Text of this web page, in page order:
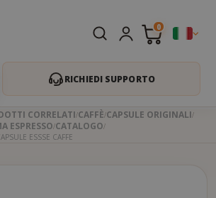
0
RICHIEDI SUPPORTO
CORRELATI CAFFÈ CAPSULE ORIGINALI
ESPRESSO CATALOGO
ESSSE CAFFE